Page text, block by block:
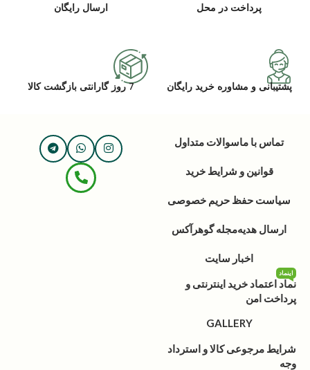
پرداخت در محل ارسال رایگان
پشتیبانی و مشاوره خرید رایگان 7 روز گارانتی بازگشت کالا
تماس با ماسوالات متداول
قوانین و شرایط خرید
سیاست حفظ حریم خصوصی
ارسال هدیهمجله گوهرآکس
اخبار سایت
نماد اعتماد خرید اینترنتی و
پرداخت امن
اینماد
GALLERY
شرایط مرجوعی کالا و استرداد
وجه